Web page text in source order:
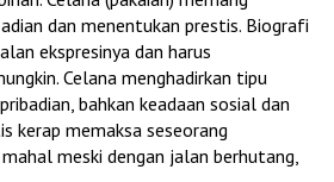
dan menentukan prestis. Biografi
ekspresinya dan harus
Celana menghadirkan tipu
bahkan keadaan sosial dan
kerap memaksa seseorang
meski dengan jalan berhutang,